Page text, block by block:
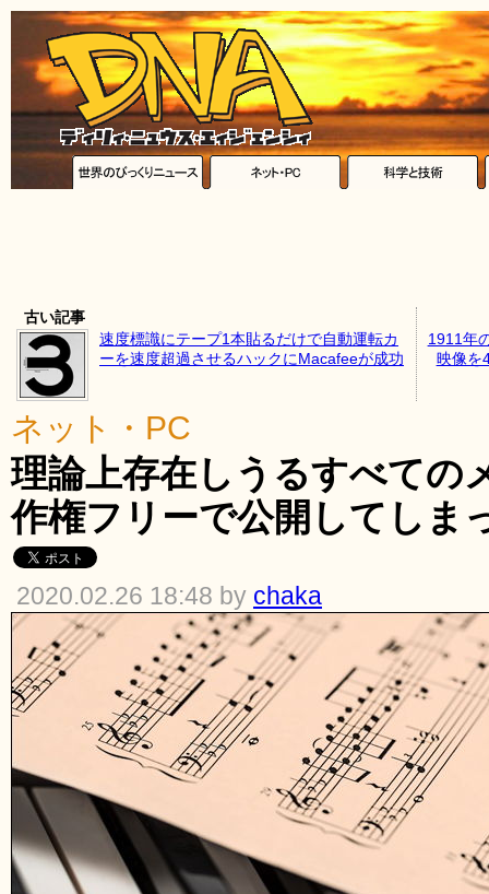
古い記事
速度標識にテープ1本貼るだけで自動運転カ
ーを速度超過させるハックにMacafeeが成功
1911年
映像を
ネット・PC
理論上存在しうるすべての
作権フリーで公開してしま
2020.02.26 18:48 by chaka